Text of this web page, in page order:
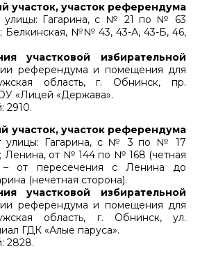
участок, участок референдума
улицы: Гагарина, с № 21 по № 63
Белкинская, №№ 43, 43-А, 43-Б, 46,
участковой избирательной
референдума и помещения для
область, г. Обнинск, пр.
«Лицей «Держава».
2910.
участок, участок референдума
улицы: Гагарина, с № 3 по № 17
Ленина, от № 144 по № 168 (четная
– от пересечения с Ленина до
(нечетная сторона).
участковой избирательной
референдума и помещения для
область, г. Обнинск, ул.
ГДК «Алые паруса».
2828.